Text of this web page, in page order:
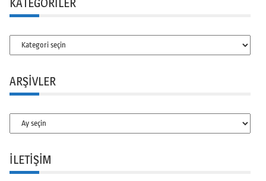
KATEGORILER
Kategoriler
ARŞIVLER
Arşivler
İLETİŞİM